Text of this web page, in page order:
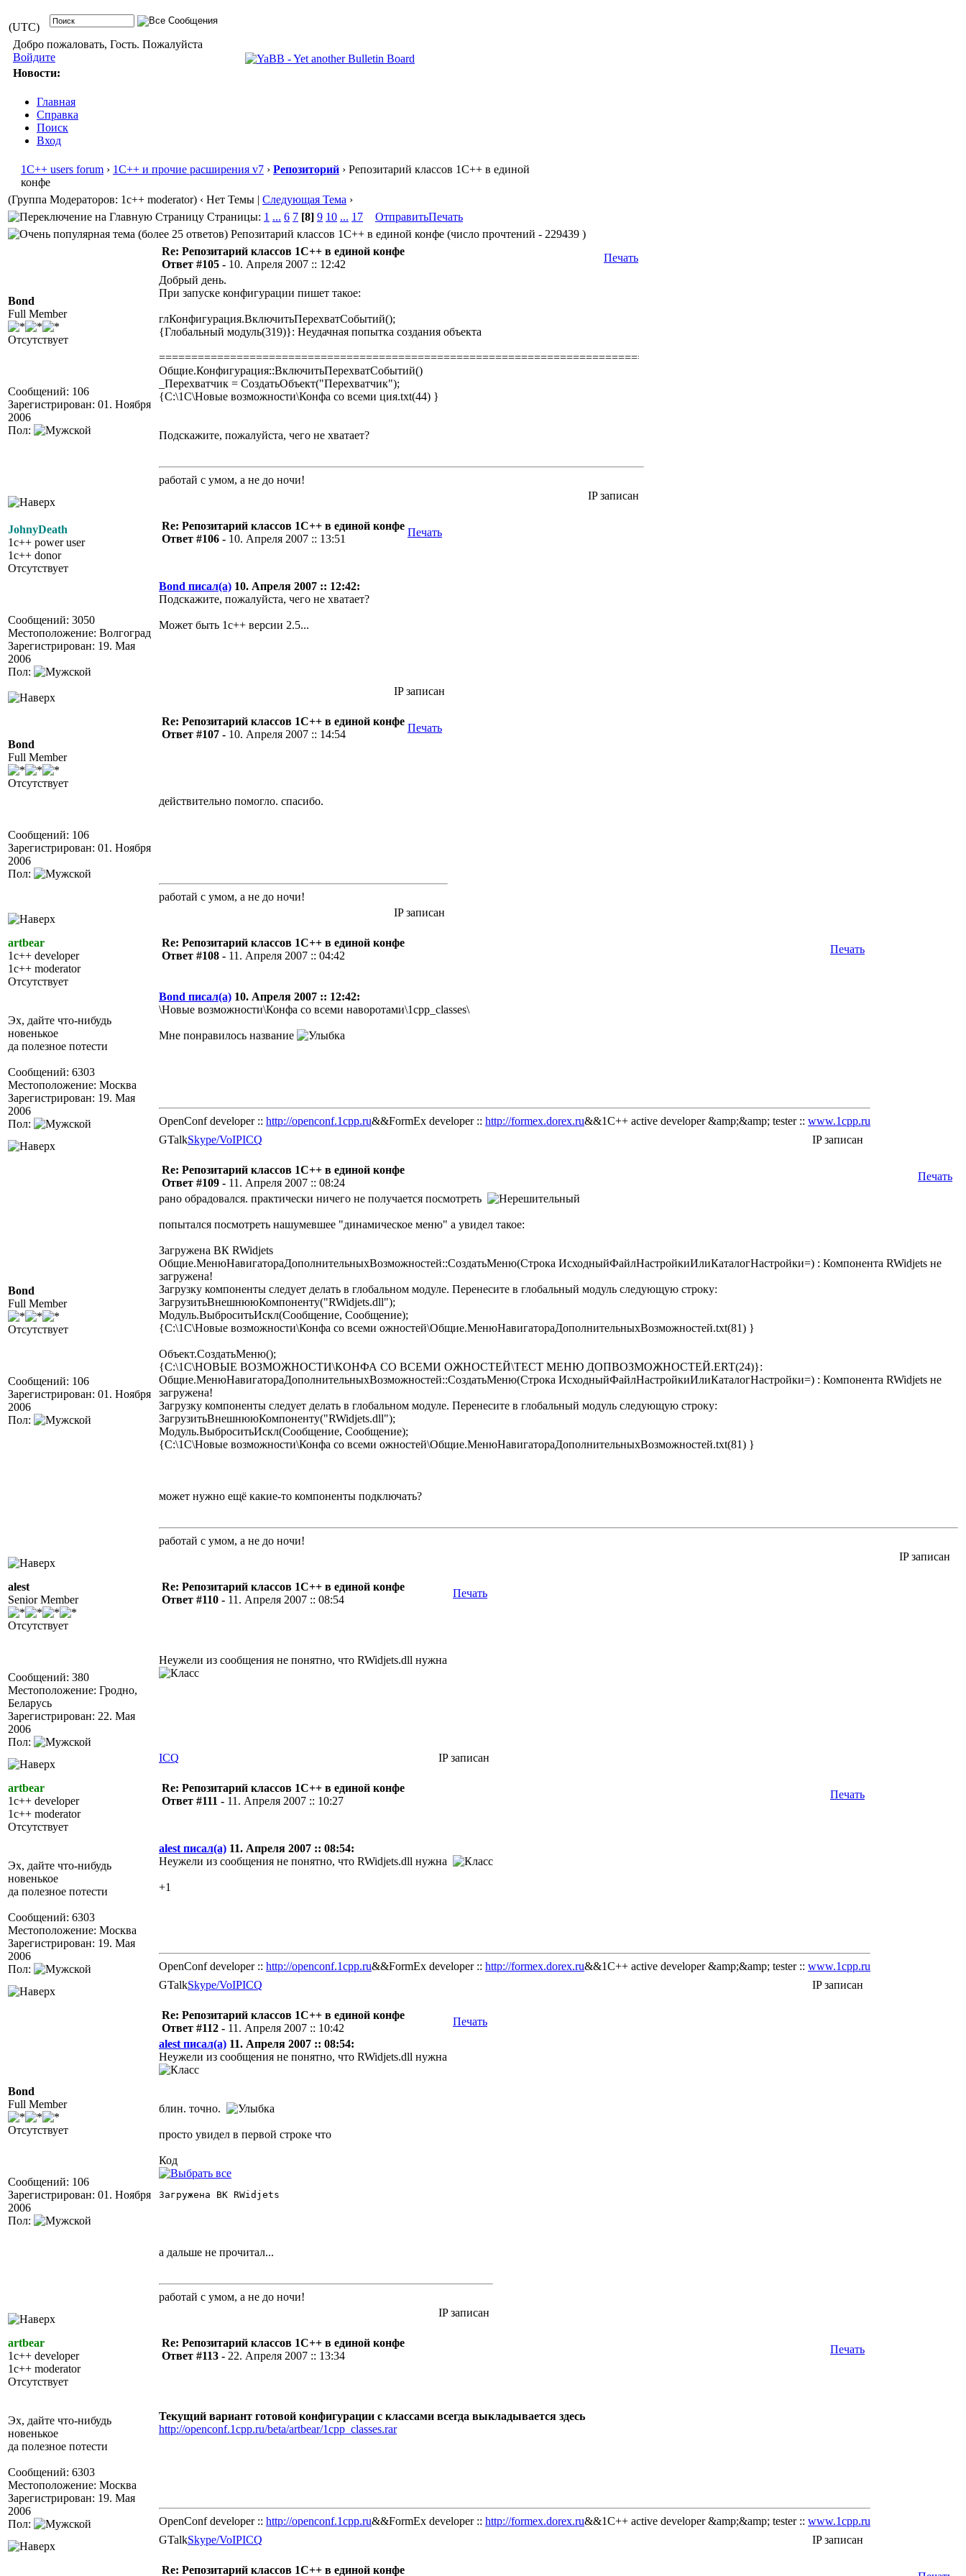
(UTC)
Добро пожаловать, Гость. Пожалуйста
Войдите
Новости:
Главная
Справка
Поиск
Вход
1С++ users forum › 1С++ и прочие расширения v7 › Репозиторий › Репозитарий классов 1С++ в единой
конфе
(Группа Модераторов: 1c++ moderator) ‹ Нет Темы | Следующая Тема ›
Страницы: 1 ... 6 7 [8] 9 10 ... 17 ОтправитьПечать
Репозитарий классов 1С++ в единой конфе (число прочтений - 229439 )
Bond
Full Member
Отсутствует
Сообщений: 106
Зарегистрирован: 01. Ноября
2006
Пол:
Re: Репозитарий классов 1С++ в единой конфе
Ответ #105 - 10. Апреля 2007 :: 12:42
Печать
Добрый день.
При запуске конфигурации пишет такое:
глКонфигурация.ВключитьПерехватСобытий();
{Глобальный модуль(319)}: Неудачная попытка создания объекта
===========================================================================
Общие.Конфигурация::ВключитьПерехватСобытий()
_Перехватчик = СоздатьОбъект("Перехватчик");
{C:\1C\Новые возможности\Конфа со всеми ция.txt(44) }
Подскажите, пожалуйста, чего не хватает?
работай с умом, а не до ночи!
IP записан
JohnyDeath
1c++ power user
1c++ donor
Отсутствует
Сообщений: 3050
Местоположение: Волгоград
Зарегистрирован: 19. Мая
2006
Пол:
Re: Репозитарий классов 1С++ в единой конфе
Ответ #106 - 10. Апреля 2007 :: 13:51
Печать
Bond писал(а) 10. Апреля 2007 :: 12:42:
Подскажите, пожалуйста, чего не хватает?
Может быть 1с++ версии 2.5...
IP записан
Bond
Full Member
Отсутствует
Сообщений: 106
Зарегистрирован: 01. Ноября
2006
Пол:
Re: Репозитарий классов 1С++ в единой конфе
Ответ #107 - 10. Апреля 2007 :: 14:54
Печать
действительно помогло. спасибо.
работай с умом, а не до ночи!
IP записан
artbear
1c++ developer
1c++ moderator
Отсутствует
Эх, дайте что-нибудь
новенькое
да полезное потести
Сообщений: 6303
Местоположение: Москва
Зарегистрирован: 19. Мая
2006
Пол:
Re: Репозитарий классов 1С++ в единой конфе
Ответ #108 - 11. Апреля 2007 :: 04:42
Печать
Bond писал(а) 10. Апреля 2007 :: 12:42:
\Новые возможности\Конфа со всеми наворотами\1cpp_classes\
Мне понравилось название
OpenConf developer :: http://openconf.1cpp.ru&&FormEx developer :: http://formex.dorex.ru&&1C++ active developer &amp;&amp; tester :: www.1cpp.ru
GTalkSkype/VoIPICQ IP записан
Bond
Full Member
Отсутствует
Сообщений: 106
Зарегистрирован: 01. Ноября
2006
Пол:
Re: Репозитарий классов 1С++ в единой конфе
Ответ #109 - 11. Апреля 2007 :: 08:24
Печать
рано обрадовался. практически ничего не получается посмотреть
попытался посмотреть нашумевшее "динамическое меню" а увидел такое:
Загружена ВК RWidjets
Общие.МенюНавигатораДополнительныхВозможностей::СоздатьМеню(Строка ИсходныйФайлНастройкиИлиКаталогНастройки=) : Компонента RWidjets не
загружена!
Загрузку компоненты следует делать в глобальном модуле. Перенесите в глобальный модуль следующую строку:
ЗагрузитьВнешнююКомпоненту("RWidjets.dll");
Модуль.ВыброситьИскл(Сообщение, Сообщение);
{C:\1C\Новые возможности\Конфа со всеми ожностей\Общие.МенюНавигатораДополнительныхВозможностей.txt(81) }
Объект.СоздатьМеню();
{C:\1C\НОВЫЕ ВОЗМОЖНОСТИ\КОНФА СО ВСЕМИ ОЖНОСТЕЙ\ТЕСТ МЕНЮ ДОПВОЗМОЖНОСТЕЙ.ERT(24)}:
Общие.МенюНавигатораДополнительныхВозможностей::СоздатьМеню(Строка ИсходныйФайлНастройкиИлиКаталогНастройки=) : Компонента RWidjets не
загружена!
Загрузку компоненты следует делать в глобальном модуле. Перенесите в глобальный модуль следующую строку:
ЗагрузитьВнешнююКомпоненту("RWidjets.dll");
Модуль.ВыброситьИскл(Сообщение, Сообщение);
{C:\1C\Новые возможности\Конфа со всеми ожностей\Общие.МенюНавигатораДополнительныхВозможностей.txt(81) }
может нужно ещё какие-то компоненты подключать?
работай с умом, а не до ночи!
IP записан
alest
Senior Member
Отсутствует
Сообщений: 380
Местоположение: Гродно,
Беларусь
Зарегистрирован: 22. Мая
2006
Пол:
Re: Репозитарий классов 1С++ в единой конфе
Ответ #110 - 11. Апреля 2007 :: 08:54
Печать
Неужели из сообщения не понятно, что RWidjets.dll нужна
ICQ IP записан
artbear
1c++ developer
1c++ moderator
Отсутствует
Эх, дайте что-нибудь
новенькое
да полезное потести
Сообщений: 6303
Местоположение: Москва
Зарегистрирован: 19. Мая
2006
Пол:
Re: Репозитарий классов 1С++ в единой конфе
Ответ #111 - 11. Апреля 2007 :: 10:27
Печать
alest писал(а) 11. Апреля 2007 :: 08:54:
Неужели из сообщения не понятно, что RWidjets.dll нужна
+1
OpenConf developer :: http://openconf.1cpp.ru&&FormEx developer :: http://formex.dorex.ru&&1C++ active developer &amp;&amp; tester :: www.1cpp.ru
GTalkSkype/VoIPICQ IP записан
Bond
Full Member
Отсутствует
Сообщений: 106
Зарегистрирован: 01. Ноября
2006
Пол:
Re: Репозитарий классов 1С++ в единой конфе
Ответ #112 - 11. Апреля 2007 :: 10:42
Печать
alest писал(а) 11. Апреля 2007 :: 08:54:
Неужели из сообщения не понятно, что RWidjets.dll нужна
блин. точно.
просто увидел в первой строке что
Код
Загружена ВК RWidjets
а дальше не прочитал...
работай с умом, а не до ночи!
IP записан
artbear
1c++ developer
1c++ moderator
Отсутствует
Эх, дайте что-нибудь
новенькое
да полезное потести
Сообщений: 6303
Местоположение: Москва
Зарегистрирован: 19. Мая
2006
Пол:
Re: Репозитарий классов 1С++ в единой конфе
Ответ #113 - 22. Апреля 2007 :: 13:34
Печать
Текущий вариант готовой конфигурации с классами всегда выкладывается здесь
http://openconf.1cpp.ru/beta/artbear/1cpp_classes.rar
OpenConf developer :: http://openconf.1cpp.ru&&FormEx developer :: http://formex.dorex.ru&&1C++ active developer &amp;&amp; tester :: www.1cpp.ru
GTalkSkype/VoIPICQ IP записан
Re: Репозитарий классов 1С++ в единой конфе